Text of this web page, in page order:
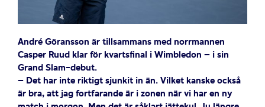
André Göransson är tillsammans med norrmannen
Casper Ruud klar för kvartsfinal i Wimbledon – i sin
Grand Slam-debut.
– Det har inte riktigt sjunkit in än. Vilket kanske också
är bra, att jag fortfarande är i zonen när vi har en ny